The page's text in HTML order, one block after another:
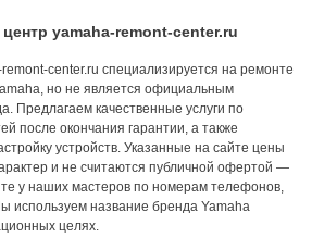
yamaha-remont-center.ru
center.ru специализируется на ремонте
но не является официальным
Предлагаем качественные услуги по
после окончания гарантии, а также
устройств. Указанные на сайте цены
и не считаются публичной офертой —
у наших мастеров по номерам телефонов,
используем название бренда Yamaha
целях.